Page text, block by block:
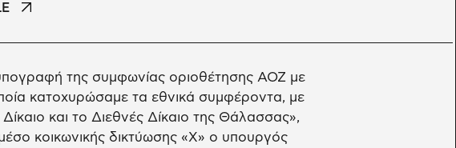
της συμφωνίας οριοθέτησης ΑΟΖ με
κατοχυρώσαμε τα εθνικά συμφέροντα, με
και το Διεθνές Δίκαιο της Θάλασσας»,
κοικωνικής δικτύωσης «Χ» ο υπουργός